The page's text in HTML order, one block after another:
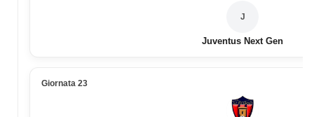
J
Juventus Next Gen
Giornata 23